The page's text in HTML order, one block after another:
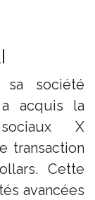
société
acquis la
X
transaction
Cette
avancées